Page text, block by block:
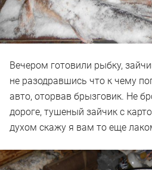
Вечером готовили рыбку,
не разодравшись что к чему
авто, оторвав брызговик. Не
дороге, тушеный зайчик с
духом скажу я вам то еще